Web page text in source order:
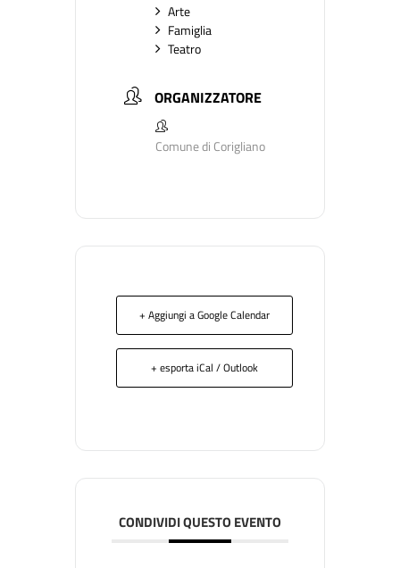
Arte
Famiglia
Teatro
ORGANIZZATORE
Comune di Corigliano
+ Aggiungi a Google Calendar
+ esporta iCal / Outlook
CONDIVIDI QUESTO EVENTO